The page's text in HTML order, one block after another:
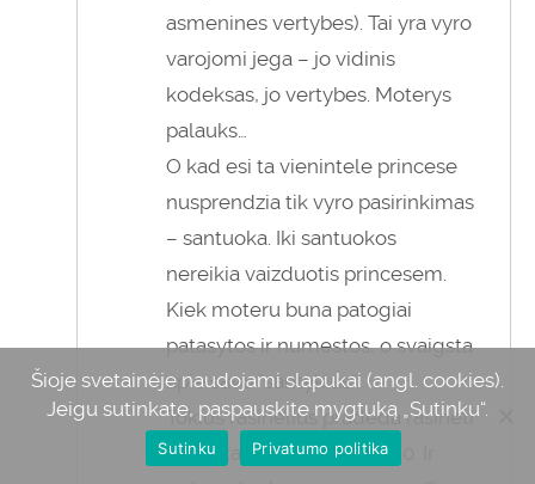
asmenines vertybes). Tai yra vyro
varojomi jega – jo vidinis
kodeksas, jo vertybes. Moterys
palauks…
O kad esi ta vienintele princese
nusprendzia tik vyro pasirinkimas
– santuoka. Iki santuokos
nereikia vaizduotis princesem.
Kiek moteru buna patogiai
patasytos ir numestos, o svaigsta
apie savo ”santykius”.
Tokius rasinelius pradeda rasineti
kai lieka senmerges ant 30. Ir
Šioje svetainėje naudojami slapukai (angl. cookies).
Jeigu sutinkate, paspauskite mygtuką „Sutinku“.
Sutinku Privatumo politika